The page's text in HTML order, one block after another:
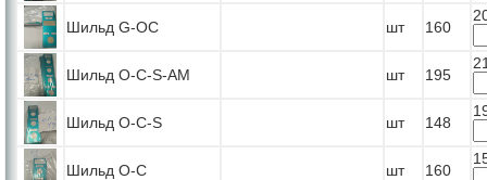
Шильд G-OC шт 160
Шильд O-C-S-AM шт 195
Шильд O-C-S шт 148
Шильд O-C шт 160